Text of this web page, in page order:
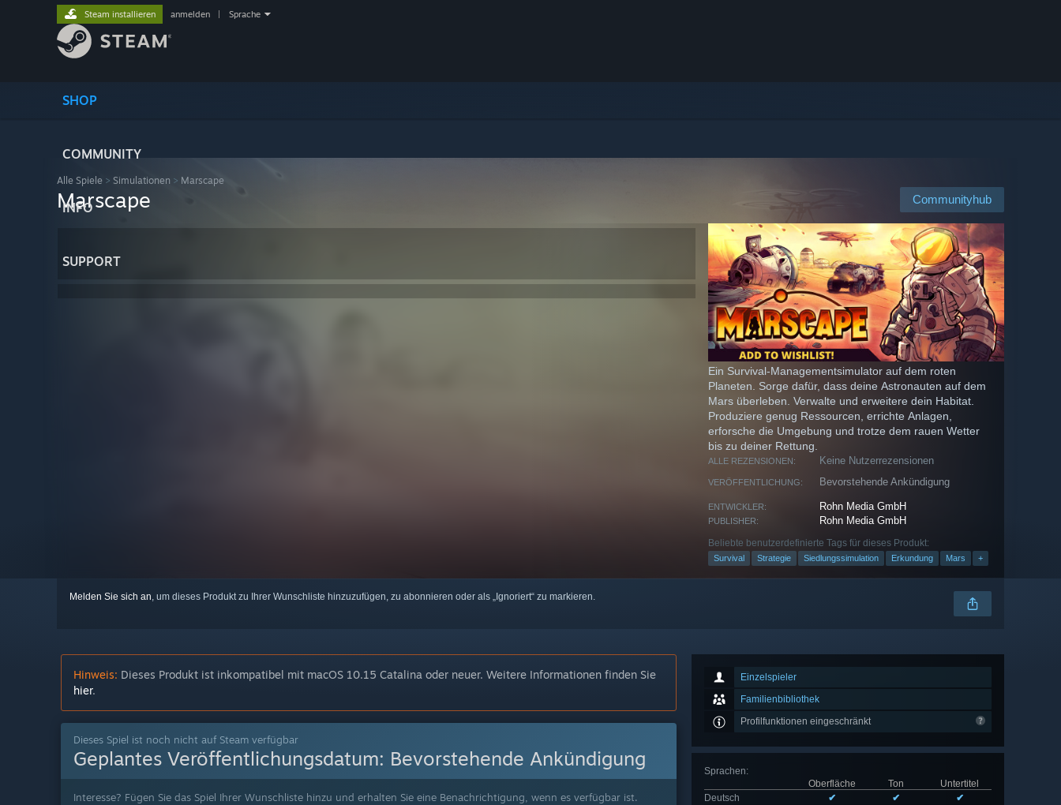
SHOP
COMMUNITY
INFO
SUPPORT
Steam installieren anmelden Sprache
Alle Spiele > Simulationen > Marscape
Communityhub
Marscape
Ein Survival-Managementsimulator auf dem roten
Planeten. Sorge dafür, dass deine Astronauten auf dem
Mars überleben. Verwalte und erweitere dein Habitat.
Produziere genug Ressourcen, errichte Anlagen,
erforsche die Umgebung und trotze dem rauen Wetter
bis zu deiner Rettung.
ALLE REZENSIONEN: Keine Nutzerrezensionen
VERÖFFENTLICHUNG: Bevorstehende Ankündigung
ENTWICKLER: Rohn Media GmbH
PUBLISHER: Rohn Media GmbH
Beliebte benutzerdefinierte Tags für dieses Produkt:
Survival Strategie Siedlungssimulation Erkundung Mars +
Melden Sie sich an, um dieses Produkt zu Ihrer Wunschliste hinzuzufügen, zu abonnieren oder als „Ignoriert“ zu markieren.
Einzelspieler
Familienbibliothek
Profilfunktionen eingeschränkt
Sprachen:
Oberfläche
Ton
Untertitel
Deutsch
✔ ✔
✔
Hinweis: Dieses Produkt ist inkompatibel mit macOS 10.15 Catalina oder neuer. Weitere Informationen finden Sie
hier.
Dieses Spiel ist noch nicht auf Steam verfügbar
Geplantes Veröffentlichungsdatum: Bevorstehende Ankündigung
Interesse? Fügen Sie das Spiel Ihrer Wunschliste hinzu und erhalten Sie eine Benachrichtigung, wenn es verfügbar ist.